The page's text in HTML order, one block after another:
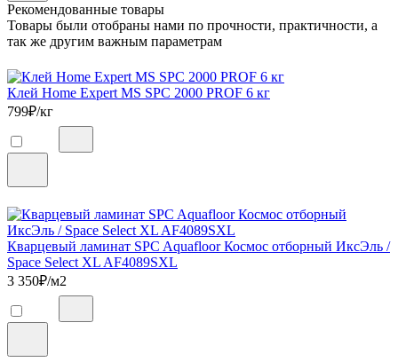
Рекомендованные товары
Товары были отобраны нами по прочности, практичности, а
так же другим важным параметрам
Клей Home Expert MS SPC 2000 PROF 6 кг
799₽/кг
Кварцевый ламинат SPC Aquafloor Космос отборный ИксЭль /
Space Select XL AF4089SXL
3 350₽/м2